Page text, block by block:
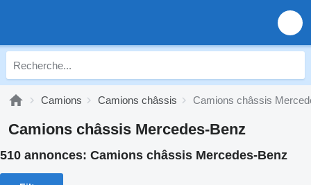
Camions Camions châssis Camions châssis
Camions châssis Mercedes-Benz
510 annonces: Camions châssis Mercedes-Benz